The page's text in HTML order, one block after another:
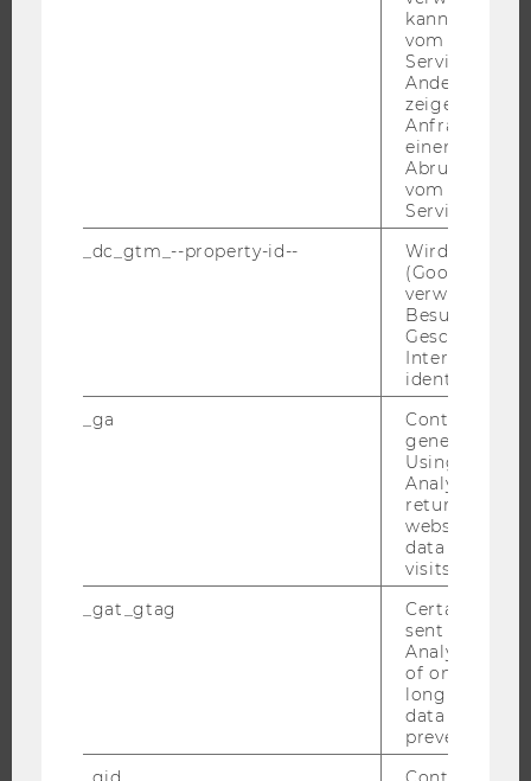
EXECUTIVE EDUCATION
INTERNATIONALE UND INCOMING EXCHANGE STUDIERENDE
ANGEBOTE FÜR SCHULEN UND STUDIENINTERESSIERTE
STUDENT CLUBS
FORSCHENDE
kann, um
vom AMP-
Service
Andere
zeigen Opt-
Anfrage im
einen Fehler
Abrufen
vom AMP
Service an.
_dc_gtm_--property-id--
Wird von
(Google Tag
verwendet,
Besucher
Geschlecht
Interessen zu
identifizieren.
_ga
Contains a
generated
Using this
Analytics can
returning
website and
data from
visits.
_gat_gtag
Certain data
sent to
Analytics a
of once per
long as it is
data
prevented.